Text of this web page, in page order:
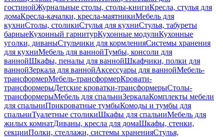
гостинойЖурнальные столы, столы-книгиКресла, стулья для
домаКресла-качалки, кресла-маятникиМебель для
кухниСтолы, столикиСтулья для кухниСтулья, табуреты
барныеКухонный гарнитурКухонные модулиКухонные
уголки, диваныСтульчики для кормленияСистемы хранения
для кухниМебель для ваннойТумбы, консоли для
ваннойШкафы, пеналы для ваннойШкафчики, полки для
ваннойЗеркала для ваннойАксессуары для ваннойМебель-
трансформерМебель-трансформерКровати-
трансформерыДетские кроватки-трансформерыСтолы-
трансформерыМебель для спальниЗеркалаКомплекты мебели
для спальниПрикроватные тумбыКомоды и тумбы для
спальниТуалетные столикиШкафы для спальниМебель для
жилых комнатДиваны, кресла для домаШкафы, стенки,
секцииПолки, стеллажи, системы храненияСтулья,